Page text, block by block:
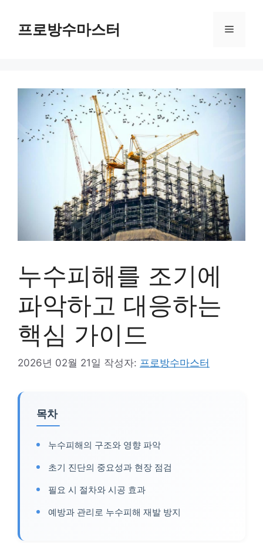
프로방수마스터 메
누수피해를 조기에
파악하고 대응하는
핵심 가이드
2026년 02월 21일 작성자: 프로방수마스터
목차
누수피해의 구조와 영향 파악
초기 진단의 중요성과 현장 점검
필요 시 절차와 시공 효과
예방과 관리로 누수피해 재발 방지